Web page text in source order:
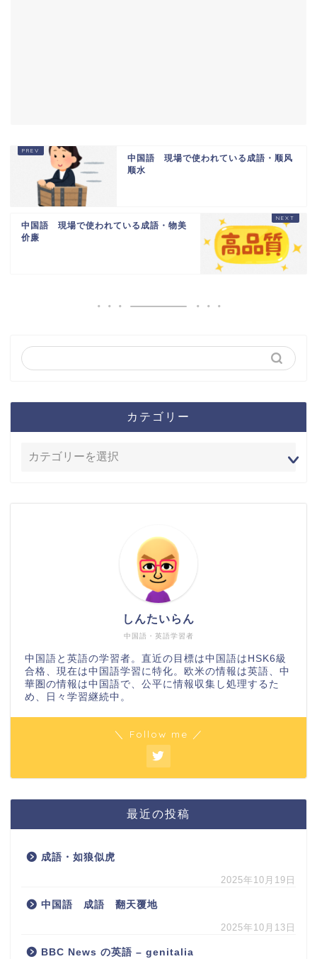
中国語 現場で使われている成語・顺风
顺水
中国語 現場で使われている成語・物美
价廉
カテゴリー
中国語・英語学習者
しんたいらん
中国語と英語の学習者。直近の目標は中国語はHSK6級
合格、現在は中国語学習に特化。欧米の情報は英語、中
華圏の情報は中国語で、公平に情報収集し処理するた
め、日々学習継続中。
＼ Follow me ／
最近の投稿
成語・如狼似虎
2025年10月19日
中国語 成語 翻天覆地
2025年10月13日
BBC News の英語 – genitalia